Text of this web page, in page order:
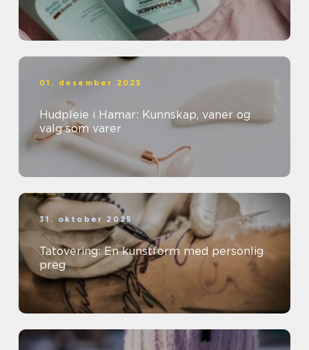
01. desember 2025
Hudpleie i Hamar: Kunnskap, vaner og
valg som varer
31. oktober 2025
Tatovering: En kunstform med personlig
preg